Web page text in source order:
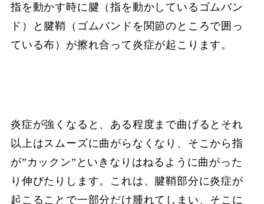
指を動かす時に腱（指を動かしているゴムバン
ド）と腱鞘（ゴムバンドを関節のところで囲っ
ている布）が擦れ合って炎症が起こります。
炎症が強くなると、ある程度まで曲げるとそれ
以上はスムーズに曲がらなくなり、そこから指
が”カックン”といきなりはねるように曲がった
り伸びたりします。これは、腱鞘部分に炎症が
起こることで一部分だけ腫れてしまい、そこに